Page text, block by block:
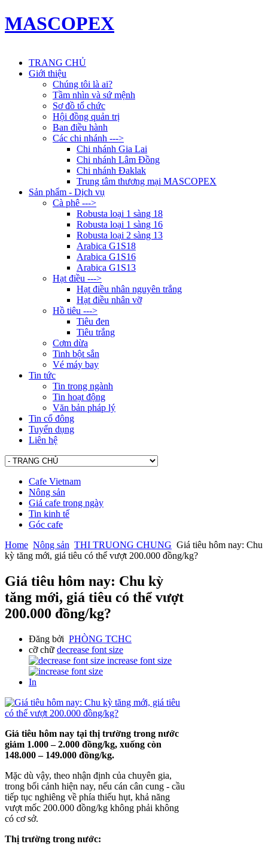
MASCOPEX
TRANG CHỦ
Giới thiệu
Chúng tôi là ai?
Tầm nhìn và sứ mệnh
Sơ đồ tổ chức
Hội đồng quản trị
Ban điều hành
Các chi nhánh --->
Chi nhánh Gia Lai
Chi nhánh Lâm Đồng
Chi nhánh Đaklak
Trung tâm thương mại MASCOPEX
Sản phẩm - Dịch vụ
Cà phê --->
Robusta loại 1 sàng 18
Robusta loại 1 sàng 16
Robusta loại 2 sàng 13
Arabica G1S18
Arabica G1S16
Arabica G1S13
Hạt điều --->
Hạt điều nhân nguyên trắng
Hạt điều nhân vỡ
Hồ tiêu --->
Tiêu đen
Tiêu trắng
Cơm dừa
Tinh bột sắn
Vé máy bay
Tin tức
Tin trong ngành
Tin hoạt động
Văn bản pháp lý
Tin cổ đông
Tuyển dụng
Liên hệ
Cafe Vietnam
Nông sản
Giá cafe trong ngày
Tin kinh tế
Góc cafe
Home Nông sản THI TRUONG CHUNG Giá tiêu hôm nay: Chu
kỳ tăng mới, giá tiêu có thể vượt 200.000 đồng/kg?
Giá tiêu hôm nay: Chu kỳ
tăng mới, giá tiêu có thể vượt
200.000 đồng/kg?
Đăng bởi PHÒNG TCHC
cỡ chữ decrease font size
increase font size
In
Giá tiêu hôm nay tại thị trường trong nước
giảm 1.000 – 2.000 đồng/kg, xuống còn
148.000 – 149.000 đồng/kg.
Mặc dù vậy, theo nhận định của chuyên gia,
trong bối cảnh hiện nay, nếu cán cân cung - cầu
tiếp tục nghiêng về phía thiếu hụt, khả năng
vượt mốc 200.000 đồng/kg không phải không
có cơ sở.
Thị trường trong nước: